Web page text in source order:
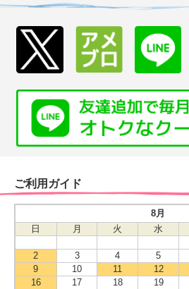
ご利用ガイド
8月
日
月 火 水
2
3 4 5
9
10 11 12
16
17 18 19